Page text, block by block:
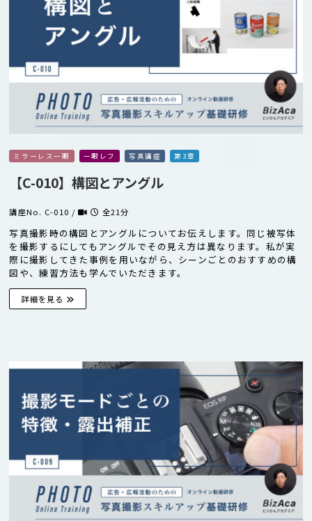
ミラーレス一眼 一眼レフ 写真講座 第3章
【C-010】構図とアングル
講座No. C-010 / 全21分
写真撮影時の構図とアングルについてお伝えします。同じ被写体
を撮影するにしてもアングルでその見え方は異なります。私が実
際に撮影してきた事例を用いながら、シーンごとのおすすめの構
図や、練習方法も学んでいただきます。
詳細を見る